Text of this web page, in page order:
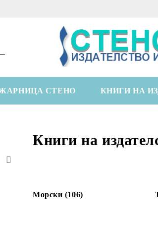
СТЕНО КНИГИ НА
Книги на
Морски (106)